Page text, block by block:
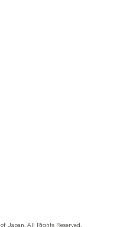
Japan. All Rights Reserved.